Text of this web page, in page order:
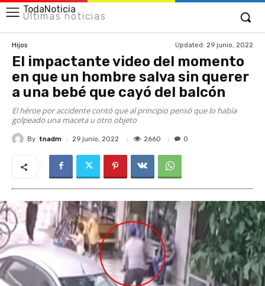
TodaNoticia
Últimas noticias
Hijos Updated: 29 junio, 2022
El impactante video del momento
en que un hombre salva sin querer
a una bebé que cayó del balcón
El héroe por accidente contó que al principio pensó que lo había
golpeado una maceta u otro objeto
By tnadm 29 junio, 2022 2660 0